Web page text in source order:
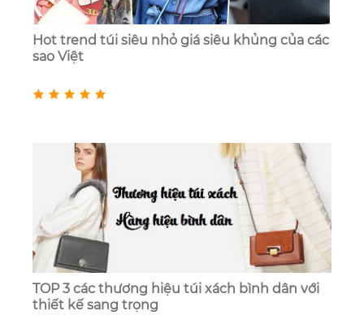
Hot trend túi siêu nhỏ giá siêu khủng của các
sao Việt
TOP 3 các thương hiệu túi xách bình dân với
thiết kế sang trọng